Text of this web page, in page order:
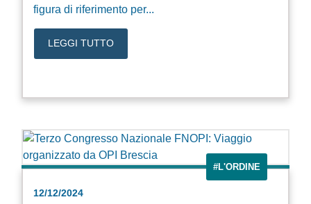
figura di riferimento per...
LEGGI TUTTO
#L'ORDINE
12/12/2024